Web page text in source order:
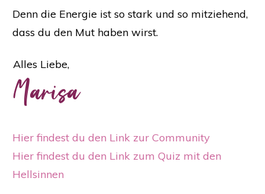
Denn die Energie ist so stark und so mitziehend,
dass du den Mut haben wirst.
Alles Liebe,
Marisa
Hier findest du den Link zur Community
Hier findest du den Link zum Quiz mit den
Hellsinnen